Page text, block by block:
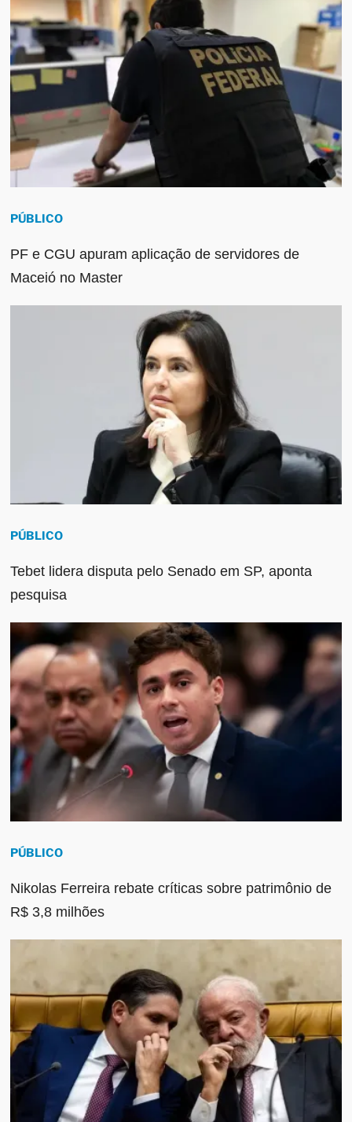
PÚBLICO
PF e CGU apuram aplicação de servidores de
Maceió no Master
PÚBLICO
Tebet lidera disputa pelo Senado em SP, aponta
pesquisa
PÚBLICO
Nikolas Ferreira rebate críticas sobre patrimônio de
R$ 3,8 milhões